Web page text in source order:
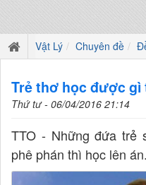
Vật Lý Chuyên đề
Trẻ thơ học được
Thứ tư - 06/04/2016 21:14
TTO - Những đứa trẻ
phê phán thì học lên án.